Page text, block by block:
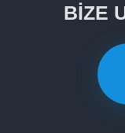
BİZE